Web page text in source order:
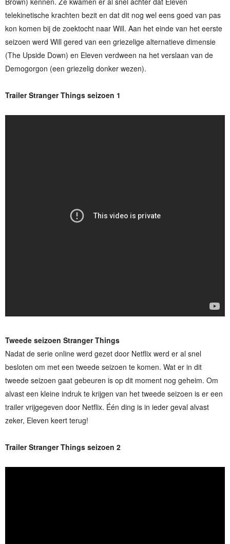
telekinetische krachten bezit en dat dit nog wel eens goed van pas
kon komen bij de zoektocht naar Will. Aan het einde van het eerste
seizoen werd Will gered van een griezelige alternatieve dimensie
(The Upside Down) en Eleven verdween na het verslaan van de
Demogorgon (een griezelig donker wezen).
Trailer Stranger Things seizoen 1
Tweede seizoen Stranger Things
Nadat de serie online werd gezet door Netflix werd er al snel
besloten om met een tweede seizoen te komen. Wat er in dit
tweede seizoen gaat gebeuren is op dit moment nog geheim. Om
alvast een kleine indruk te krijgen van het tweede seizoen is er een
trailer vrijgegeven door Netflix. Één ding is in ieder geval alvast
zeker, Eleven keert terug!
Trailer Stranger Things seizoen 2